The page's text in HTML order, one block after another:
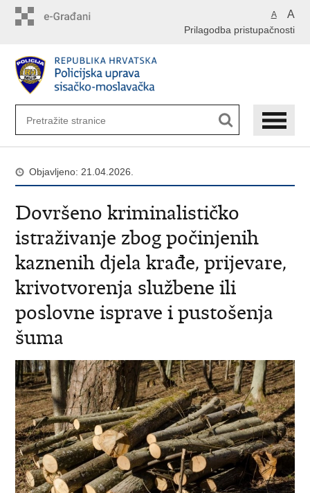
A A
Prilagodba pristupačnosti
Objavljeno: 21.04.2026.
Dovršeno kriminalističko
istraživanje zbog počinjenih
kaznenih djela krađe, prijevare,
krivotvorenja službene ili
poslovne isprave i pustošenja
šuma